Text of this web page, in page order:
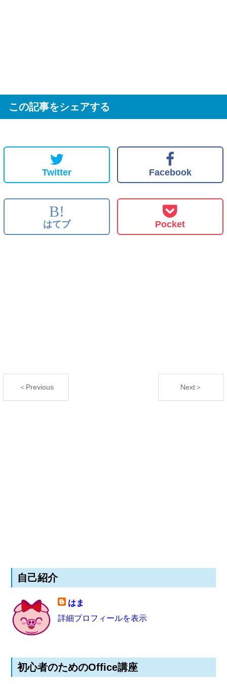
この記事をシェアする
Twitter Facebook
B!
はてブ Pocket
＜Previous Next＞
自己紹介
はま
詳細プロフィールを表示
初心者のためのOffice講座